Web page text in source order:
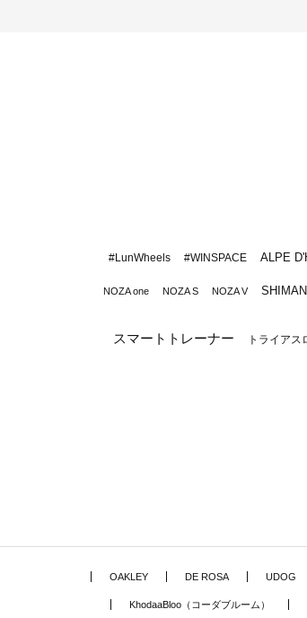
#LunWheels #WINSPACE ALPE
NOZA one NOZA S NOZA V
スマートトレーナー トライアス
OAKLEY DE ROSA UDOG
KhodaaBloo（コーダブルーム）